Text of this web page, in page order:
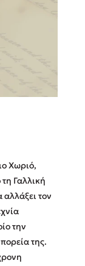
Χωριό,
Γαλλική
τον
την
της.